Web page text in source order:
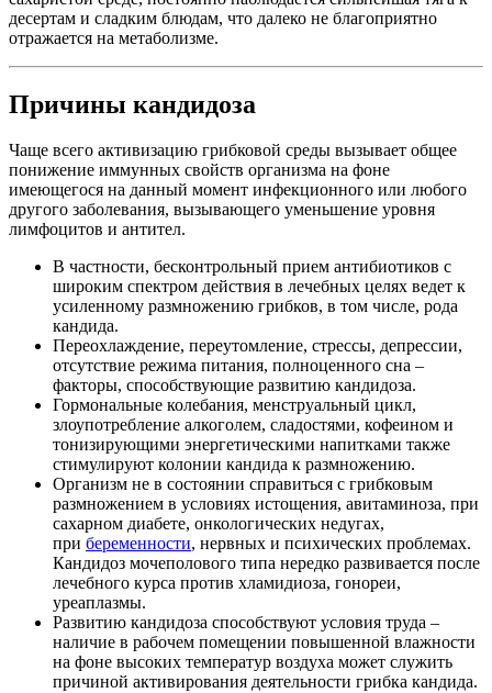
десертам и сладким блюдам, что далеко не благоприятно
отражается на метаболизме.
Причины кандидоза
Чаще всего активизацию грибковой среды вызывает общее
понижение иммунных свойств организма на фоне
имеющегося на данный момент инфекционного или любого
другого заболевания, вызывающего уменьшение уровня
лимфоцитов и антител.
В частности, бесконтрольный прием антибиотиков с
широким спектром действия в лечебных целях ведет к
усиленному размножению грибков, в том числе, рода
кандида.
Переохлаждение, переутомление, стрессы, депрессии,
отсутствие режима питания, полноценного сна –
факторы, способствующие развитию кандидоза.
Гормональные колебания, менструальный цикл,
злоупотребление алкоголем, сладостями, кофеином и
тонизирующими энергетическими напитками также
стимулируют колонии кандида к размножению.
Организм не в состоянии справиться с грибковым
размножением в условиях истощения, авитаминоза, при
сахарном диабете, онкологических недугах,
при беременности, нервных и психических проблемах.
Кандидоз мочеполового типа нередко развивается после
лечебного курса против хламидиоза, гонореи,
уреаплазмы.
Развитию кандидоза способствуют условия труда –
наличие в рабочем помещении повышенной влажности
на фоне высоких температур воздуха может служить
причиной активирования деятельности грибка кандида.